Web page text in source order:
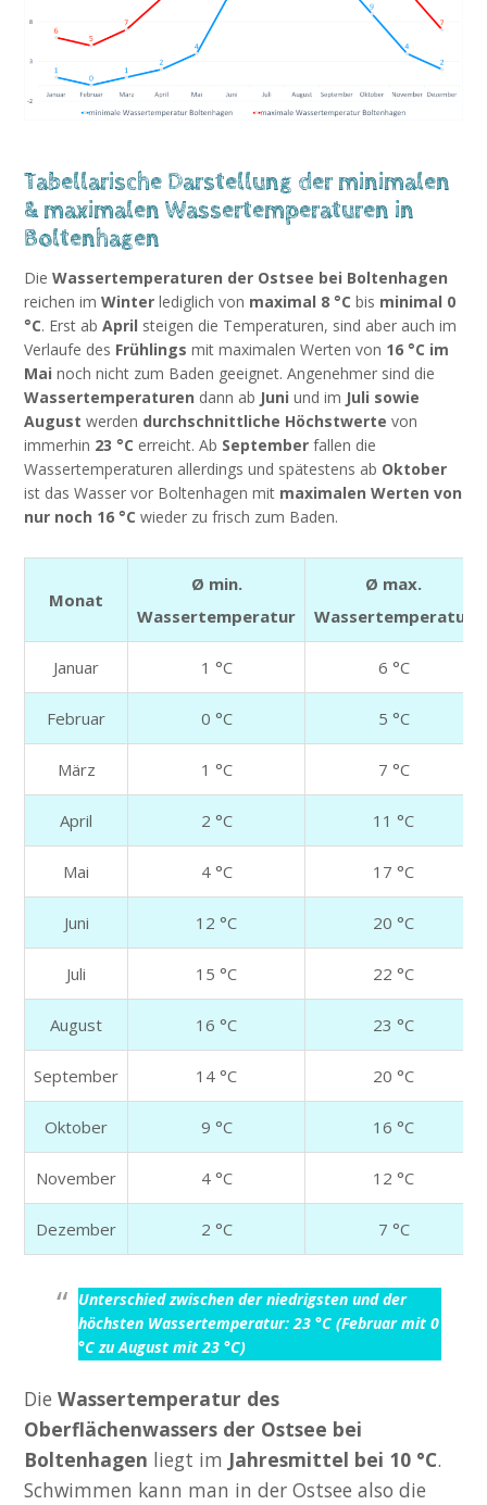
Tabellarische Darstellung der minimalen
& maximalen Wassertemperaturen in
Boltenhagen
DieWassertemperaturen der Ostsee bei Boltenhagen
reichen imWinter lediglich von maximal 8 °C bis minimal 0
°C. Erst abApril steigen die Temperaturen, sind aber auch im
Verlaufe des Frühlings mit maximalen Werten von 16 °C im
Mai noch nicht zum Baden geeignet. Angenehmer sind die
Wassertemperaturen dann ab Juni und im Juli sowie
August werden durchschnittliche Höchstwerte von
immerhin 23 °C erreicht. Ab September fallen die
Wassertemperaturen allerdings und spätestens ab Oktober
ist das Wasser vor Boltenhagen mit maximalen Werten von
nur noch 16 °C wieder zu frisch zum Baden.
Monat
Ø min.
Wassertemperatur
Ø max.
Wassertemperatur
Januar 1 °C 6 °C
Februar 0 °C 5 °C
März 1 °C 7 °C
April 2 °C 11 °C
Mai 4 °C 17 °C
Juni 12 °C 20 °C
Juli 15 °C 22 °C
August 16 °C 23 °C
September 14 °C 20 °C
Oktober 9 °C 16 °C
November 4 °C 12 °C
Dezember 2 °C 7 °C
Unterschied zwischen der niedrigsten und der
höchsten Wassertemperatur: 23 °C (Februar mit 0
°C zu August mit 23 °C)
DieWassertemperatur des
Oberflächenwassers der Ostsee bei
Boltenhagen liegt im Jahresmittel bei 10 °C.
Schwimmen kann man in der Ostsee also die